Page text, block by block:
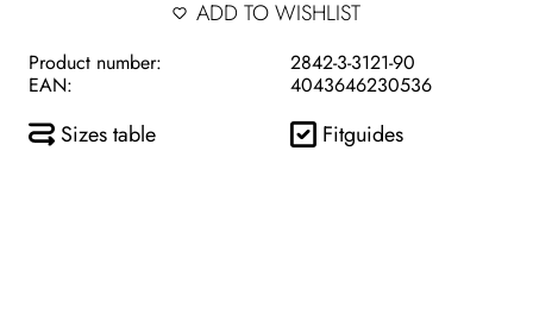
ADD TO WISHLIST
Product number:
2842-3-3121-90
EAN:
4043646230536
Sizes table Fitguides